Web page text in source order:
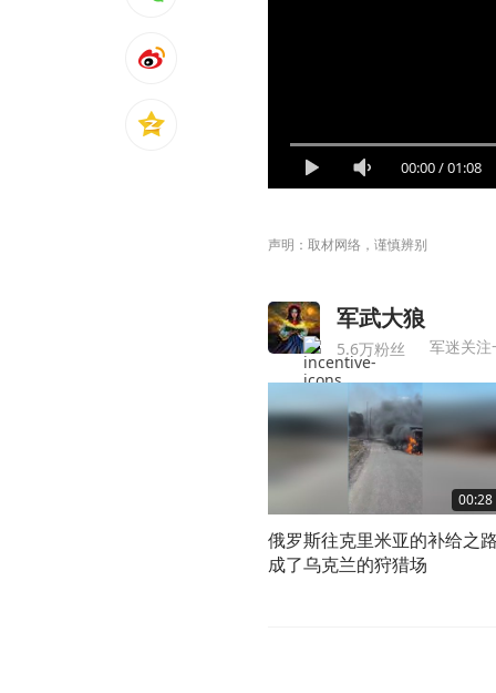
00:00/01:08
声明：取材网络，谨慎辨别
军武大狼
5.6万粉丝 军迷关
00:28
俄罗斯往克里米亚的补给之
成了乌克兰的狩猎场